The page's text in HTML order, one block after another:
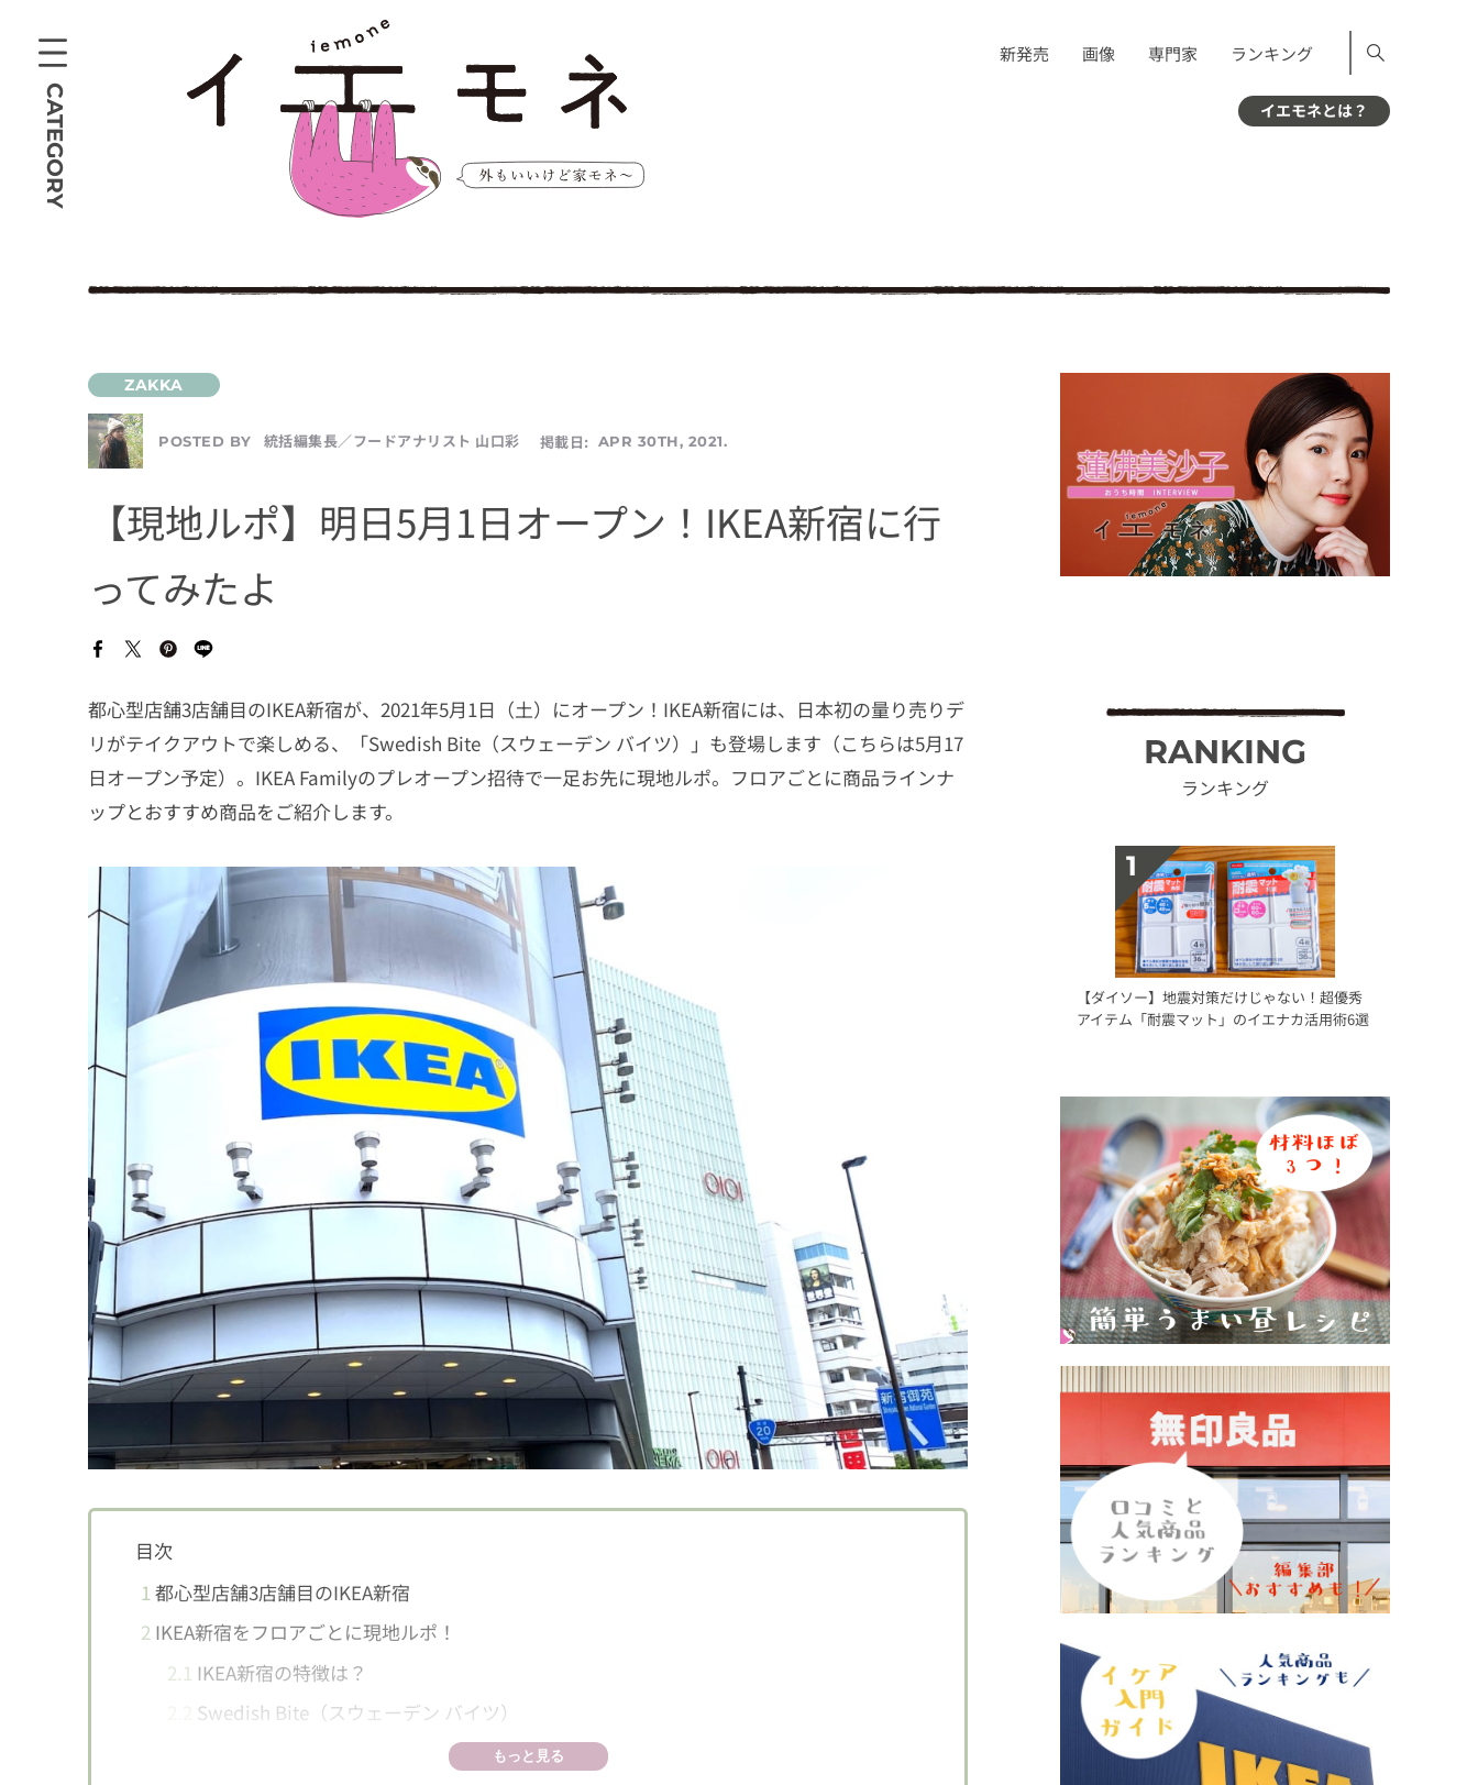
CATEGORY
新発売 画像 専門家 ランキング
イエモネとは？
POSTED BY 統括編集長／フードアナリスト 山口彩 掲載日: APR 30TH, 2021.
【現地ルポ】明日5月1日オープン！IKEA新宿に行
ってみたよ
都心型店舗3店舗目のIKEA新宿が、2021年5月1日（土）にオープン！IKEA新宿には、日本初の量り売りデ
リがテイクアウトで楽しめる、「Swedish Bite（スウェーデン バイツ）」も登場します（こちらは5月17
日オープン予定）。IKEA Familyのプレオープン招待で一足お先に現地ルポ。フロアごとに商品ラインナ
ップとおすすめ商品をご紹介します。
目次
1 都心型店舗3店舗目のIKEA新宿
2 IKEA新宿をフロアごとに現地ルポ！
2.1 IKEA新宿の特徴は？
Swedish Bite（スウェーデン バイツ）
3F ベッドルーム、マットレス・寝具・カーテン、ワードローブ＆収納小物、子ども用
もっと見る
RANKING
ランキング
【ダイソー】地震対策だけじゃない！超優秀
アイテム「耐震マット」のイエナカ活用術6選